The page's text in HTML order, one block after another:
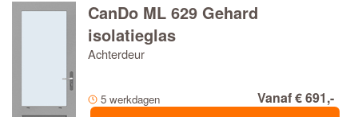
CanDo ML 629 Gehard
isolatieglas
Achterdeur
5 werkdagen Vanaf € 691,-